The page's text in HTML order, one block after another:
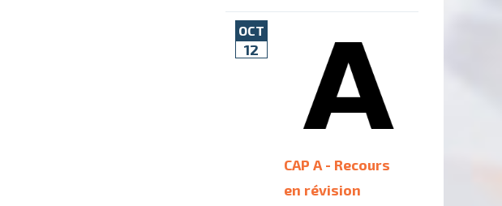
OCT
12
CAP A - Recours
en révision